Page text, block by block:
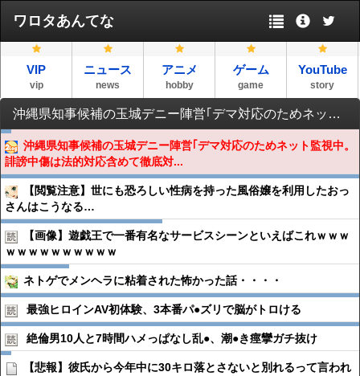
ワロタあんてな
VIP
vip
ニュース
news
アニメ
hobby
ゲーム
game
YouTube
story
沖縄県知事候補の玉城デニー陣営｢デマ対応のためネット監視中。誹謗中傷は法的対応含めて徹底対応する｣
沖縄県知事候補の玉城デニー陣営｢デマ対応のためネット監視中。
誹謗中傷は法的対応含めて徹底対...
【閲覧注意】世にも恐ろしい性病を持った風俗嬢を利用したおっ
さんはこうなる…
【画像】遊戯王で一番有名なサービスシーンといえばこれｗｗｗ
ｗｗｗｗｗｗｗｗｗｗ
ネトゲでメンヘラに粘着された怖かった話・・・・
最強ヒロインAV初体験、3本番パ●︎ズリで脳がトロける
絶倫男10人と7時間ハメっぱなし乱●︎、潮●︎き痙攣ガチ抜け
【悲報】彼氏から今年中に30キロ落とさないと別れるって言われ